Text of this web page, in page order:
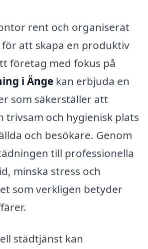
rent och organiserat
att skapa en produktiv
företag med fokus på
i Änge kan erbjuda en
som säkerställer att
trivsam och hygienisk plats
och besökare. Genom
till professionella
minska stress och
som verkligen betyder
städtjänst kan